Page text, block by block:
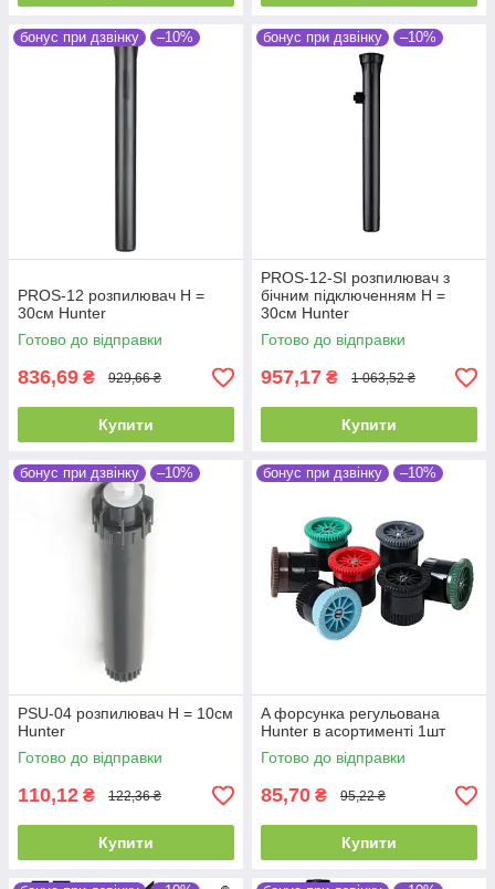
бонус при дзвінку –10%
PROS-12 розпилювач Н =
30см Hunter
Готово до відправки
836,69 ₴ 929,66 ₴
Купити
бонус при дзвінку –10%
PROS-12-SI розпилювач з
бічним підключенням Н =
30см Hunter
Готово до відправки
957,17 ₴ 1 063,52 ₴
Купити
бонус при дзвінку –10%
PSU-04 розпилювач Н = 10см
Hunter
Готово до відправки
110,12 ₴ 122,36 ₴
Купити
бонус при дзвінку –10%
A форсунка регульована
Hunter в асортименті 1шт
Готово до відправки
85,70 ₴ 95,22 ₴
Купити